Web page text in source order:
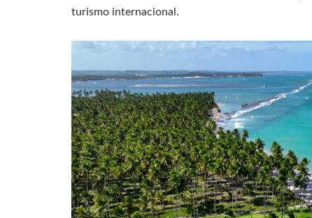
turismo internacional.